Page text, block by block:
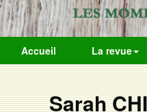
Accueil La revue
Sarah